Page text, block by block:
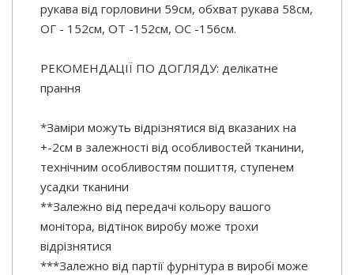
рукава від горловини 59см, обхват рукава 58см,
ОГ - 152см, ОТ -152см, OC -156см.
РЕКОМЕНДАЦІЇ ПО ДОГЛЯДУ: делікатне
прання
*Заміри можуть відрізнятися від вказаних на
+-2см в залежності від особливостей тканини,
технічним особливостям пошиття, ступенем
усадки тканини
**Залежно від передачі кольору вашого
монітора, відтінок виробу може трохи
відрізнятися
***Залежно від партії фурнітура в виробі може